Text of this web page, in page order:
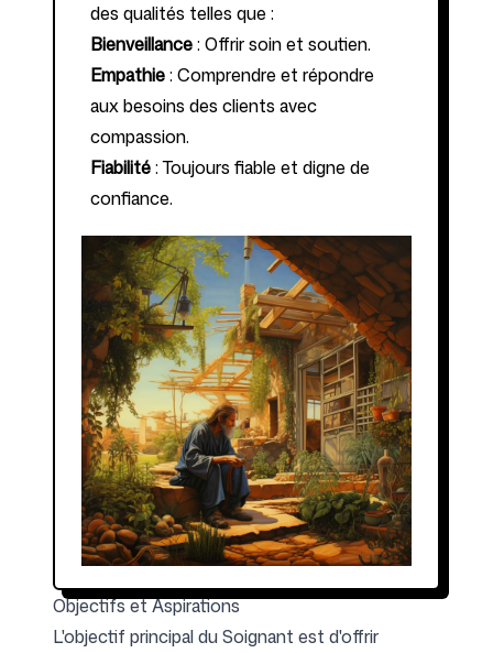
des qualités telles que :
Bienveillance: Offrir soin et soutien.
Empathie: Comprendre et répondre
aux besoins des clients avec
compassion.
Fiabilité: Toujours fiable et digne de
confiance.
Objectifs et Aspirations
L'objectif principal du Soignant est d'offrir